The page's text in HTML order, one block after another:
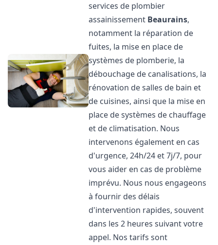
services de plombier
assainissement Beaurains,
notamment la réparation de
fuites, la mise en place de
systèmes de plomberie, la
débouchage de canalisations, la
rénovation de salles de bain et
de cuisines, ainsi que la mise en
place de systèmes de chauffage
et de climatisation. Nous
intervenons également en cas
d'urgence, 24h/24 et 7j/7, pour
vous aider en cas de problème
imprévu. Nous nous engageons
à fournir des délais
d'intervention rapides, souvent
dans les 2 heures suivant votre
appel. Nos tarifs sont